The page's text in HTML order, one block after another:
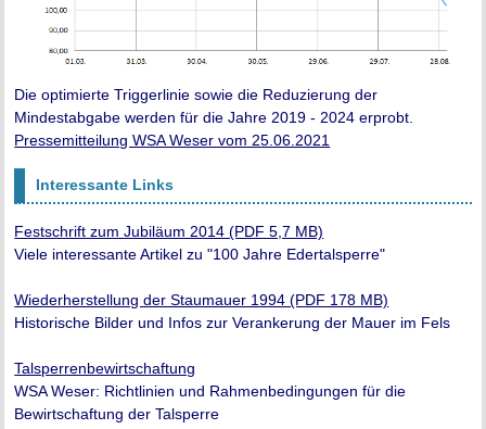
Die optimierte Triggerlinie sowie die Reduzierung der
Mindestabgabe werden für die Jahre 2019 - 2024 erprobt.
Pressemitteilung WSA Weser vom 25.06.2021
Interessante Links
Festschrift zum Jubiläum 2014 (PDF 5,7 MB)
Viele interessante Artikel zu "100 Jahre Edertalsperre"
Wiederherstellung der Staumauer 1994 (PDF 178 MB)
Historische Bilder und Infos zur Verankerung der Mauer im Fels
Talsperrenbewirtschaftung
WSA Weser: Richtlinien und Rahmenbedingungen für die
Bewirtschaftung der Talsperre